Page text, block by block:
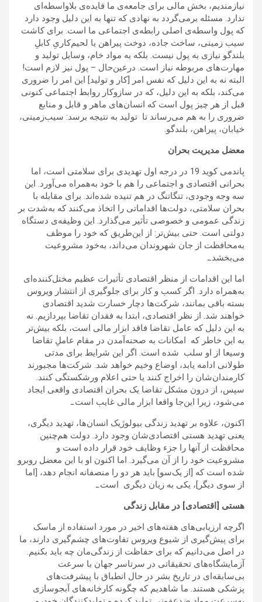
نیازمندیم، بخش مالی برای جامعه‌ی ما فایده‌ی بلاواسطه‌ای
ندارد. مسئله برمی‌گردد به نهادی که تنها به این دلیل وجود دارد
که پول واسطه‌ی اصلی رابطه‌ی اجتماعی ما است. برای کاشت
سیب زمینی، ساخت جاده، دوخت پیراهن یا لحیم‌کاریِ کابلِ
بلندگو نیازی به پول نیست. بلکه به مواد خام، وسایل تولید و
مهارت‌های مربوطه نیاز است. درعین‌حال – پول نیز لازم است!
البته نه به این دلیل که نفس امر [کار و تولید] این امر را ضروری
می‌کند، بلکه به این دلیل، که در سازوکار روابط اجتماعی کنونی
قبل از هر چیز پول است که انسان‌های ماهر و قابل و منابع
ضروری را به هم می‌رساند تا تولید به نتیجه برسد: سیب‌زمینی،
خیابان، پیراهن، بلندگو.
معضل مدیریت بحران
پاندمی کوید 19 در درجه اول تهدیدی برای سلامتی است، اما
بحرانی اقتصادی و اجتماعی را هم با خود به‌همراه می‌آورد. این
سه وجه وجودی، تنگاتنگ در هم تنیده شده‌‌اند. برای مقابله با
بحران سلامتی، دولت‌ها اقداماتی را اتخاذ می‌كنند كه به‌شدت بر
زندگی عمومی و خصوصی تأثیر می‌گذارد. این وظیفه‌ی دستگاه
دولتی است. حتی بیش‌تر: از این‌طریق که خود را موظف
به‌محافظت از جان شهروندان می‌داند، به‌خود مشروعیت
می‌بخشد.ـ
اما این اقدامات از منظر اقتصادی تأثیرات عظیم مختل‌کننده‌ای
به‌همراه دارد. اگر کسب و کار برای جلوگیری از انتشار ویروس
بسته باقی بمانند، شرکت‌ها دچار خسارت شدید اقتصادی
خواهند شد. از نظر اقتصادی، ابتدا به فقدان تقاضا بپردازیم. نه
به این دلیل که عامل تقاضا فاقد ابزار مالی است، بلکه بیش‌تر
به این خاطر که امکانات به صحنه‌آمدن در مقام عاملِ تقاضا
وسیعا از او سلب شده است. اگر این شرایط برای مدتی
طولانی ادامه یابد، اوضاع وخیم خواهد شد. شرکت‌ها مجبورند
کارمندان‌شان را اخراج کنند یا حتی اعلام ورشکستگی کنند.
سپس، از درون مشکل تقاضا یک بحران اقتصادی واقعی ایجاد
می‌شود، زیرا این‌جا واقعا ابزار مالی غایب است.ـ
اکنون، علاوه بر تهدید زندگی بیولوژیک انسان‌ها، تهدید دیگری،
یعنی تهدید هستی اقتصادی‌شان وجود دارد. دولت هم‌چنین
محافظت از آنها را جزء وظایف خود قرار داده است و
مشروعیت خود را از آن می‌گیرد. اما اکنون او با این معضل روبرو
شده است که [از یک‌سو] باید هر دو را منصفانه انجام دهد، [اما
از سوی دیگر]، یکی به زیان دیگری است.ـ
هستی [اقتصادی] در مقابل زندگی
اگرچه ارزیابی‌های هفته‌های اخیر در مورد استفاده از ماسک
برای پیش‌گیری از شیوع ویروس تفاوت‌های چشم‌گیری دارند، ما
در اصل می‌دانیم که برای حفاظت از زندگی‌مان چه باید بکنیم.
آزمایشگاه‌های تحقیقاتی در سرتاسر جهان با سرعت
بی‌سابقه‌ای در تاریخ بشر در حال انطباق با پیشرفت‌های
پزشکی هستند. ما شاهدیم که چگونه کارخانه‌های آبجو‌سازی